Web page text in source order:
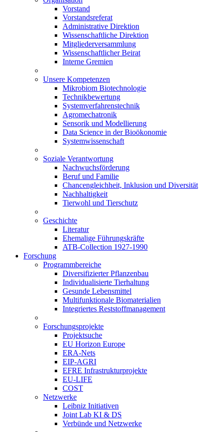
Vorstand
Vorstandsreferat
Administrative Direktion
Wissenschaftliche Direktion
Mitgliederversammlung
Wissenschaftlicher Beirat
Interne Gremien
Unsere Kompetenzen
Mikrobiom Biotechnologie
Technikbewertung
Systemverfahrenstechnik
Agromechatronik
Sensorik und Modellierung
Data Science in der Bioökonomie
Systemwissenschaft
Soziale Verantwortung
Nachwuchsförderung
Beruf und Familie
Chancengleichheit, Inklusion und Diversität
Nachhaltigkeit
Tierwohl und Tierschutz
Geschichte
Literatur
Ehemalige Führungskräfte
ATB-Collection 1927-1990
Forschung
Programmbereiche
Diversifizierter Pflanzenbau
Individualisierte Tierhaltung
Gesunde Lebensmittel
Multifunktionale Biomaterialien
Integriertes Reststoffmanagement
Forschungsprojekte
Projektsuche
EU Horizon Europe
ERA-Nets
EIP-AGRI
EFRE Infrastrukturprojekte
EU-LIFE
COST
Netzwerke
Leibniz Initiativen
Joint Lab KI & DS
Verbünde und Netzwerke